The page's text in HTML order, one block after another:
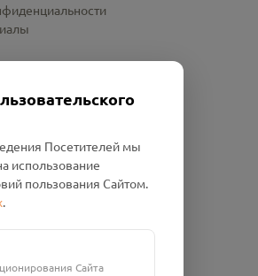
18
Посетителей мы
использование
пользования Сайтом.
.
Сайта